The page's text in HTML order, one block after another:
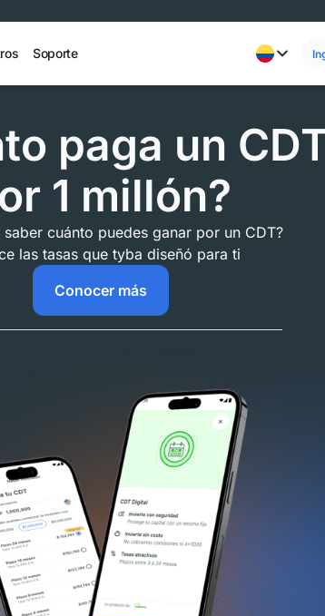
Soporte
paga un
1 millón?
saber cuánto puedes ganar por un CDT?
las tasas que tyba diseñó para ti
Conocer más